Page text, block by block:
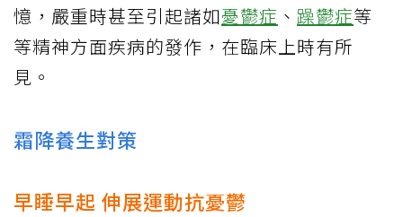
憶，嚴重時甚至引起諸如憂鬱症 、 躁鬱症等
等精神方面疾病的發作，在臨床上時有所
見。
霜降養生對策
早睡早起 伸展運動抗憂鬱